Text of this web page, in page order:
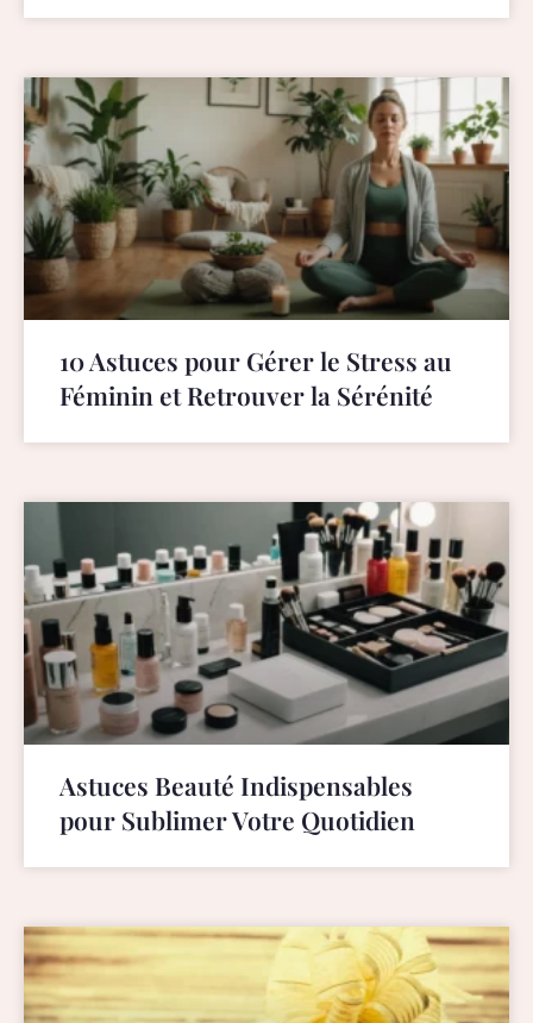
10 Astuces pour Gérer le Stress au
Féminin et Retrouver la Sérénité
Astuces Beauté Indispensables
pour Sublimer Votre Quotidien